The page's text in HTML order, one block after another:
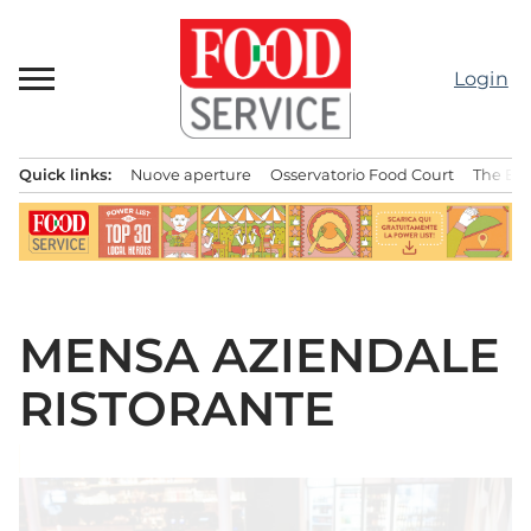
contenuto
Login
principale
Quick links: Nuove aperture Osservatorio Food Court The
MENSA AZIENDALE
RISTORANTE